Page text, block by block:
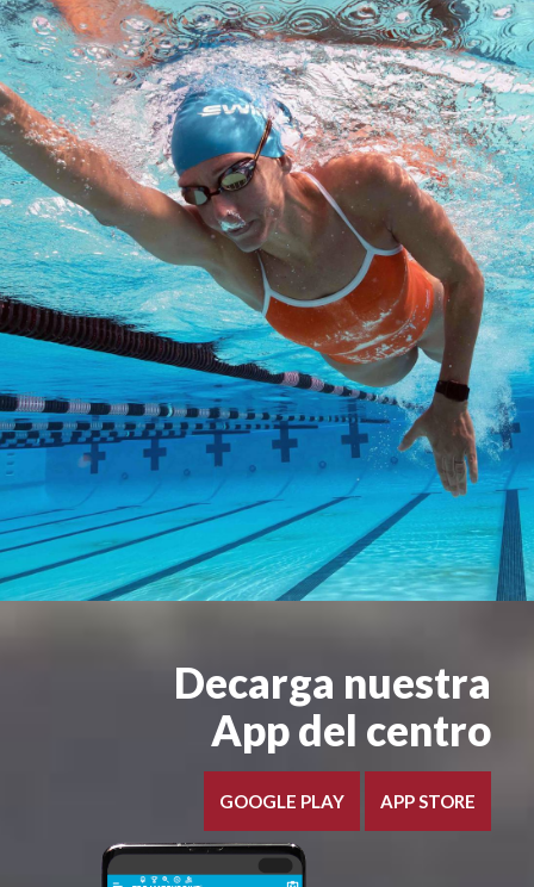
Decarga nuestra
App del centro
GOOGLE PLAY APP STORE